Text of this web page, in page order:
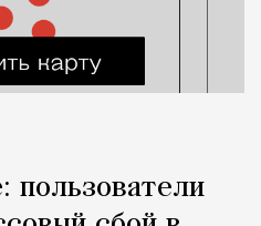
пользователи